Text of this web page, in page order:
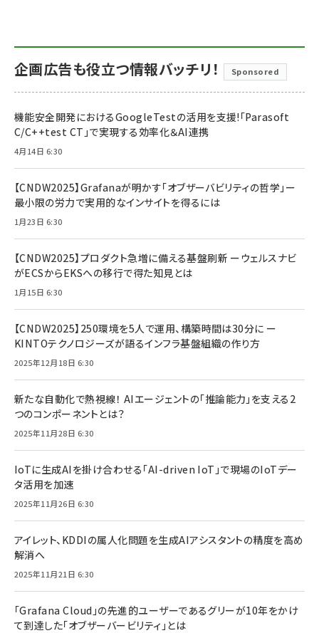
企画広告も役立つ情報バッチリ！ Sponsored
機能安全開発におけるGoogleTestの活用を支援!「Parasoft
C/C++test CT」で実現する効率化＆AI連携
4月14日 6:30
【CNDW2025】Grafanaが明かす「オブザーバビリティの哲学」ー
最小限の労力で実用的なインサイトを得るには
1月23日 6:30
【CNDW2025】プロダクト急増に備える基盤刷新 ーウェルスナビ
がECSからEKSへの移行で得た知見とは
1月15日 6:30
【CNDW2025】250環境を5人で運用、構築時間は30分に ー
KINTOテクノロジーズが語るインフラ基盤組織の作り方
2025年12月18日 6:30
新たな自動化で熱視線！ AIエージェントの「推論能力」を支える2
つのコンポーネントとは？
2025年11月28日 6:30
IoTに生成AIを掛け合わせる「AI-driven IoT」で現場のIoTデー
タ活用を加速
2025年11月26日 6:30
アイレット、KDDIの属人化問題を生成AIアシスタントの精度を高め
解消へ
2025年11月21日 6:30
「Grafana Cloud」の先進的ユーザーであるグリーが10年をかけ
て到達した「オブザーバービリティ」とは